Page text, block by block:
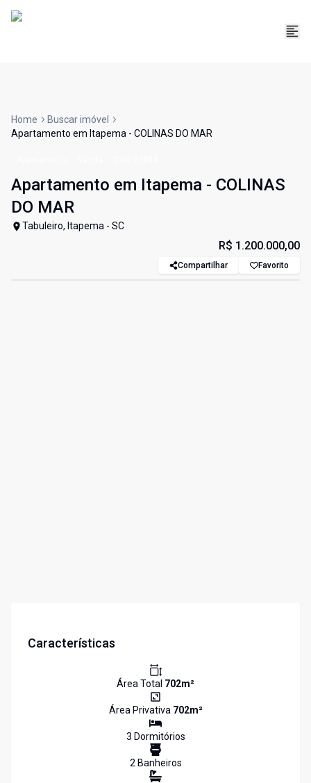
Home
Buscar imóvel
Apartamento em Itapema - COLINAS DO MAR
Apartamento em Itapema - COLINAS
DO MAR
Tabuleiro, Itapema - SC
R$ 1.200.000,00
Compartilhar Favorito
Características
Área Total 702m²
Área Privativa 702m²
3 Dormitórios
2Banheiros